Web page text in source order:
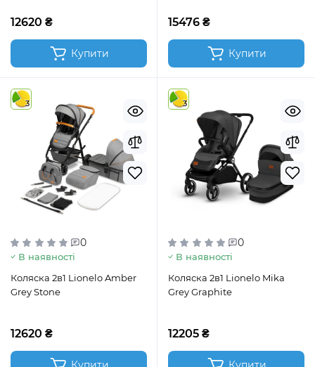
12620 ₴
Купити
15476 ₴
Купити
3
0
В наявності
Коляска 2в1 Lionelo Amber
Grey Stone
12620 ₴
3
0
В наявності
Коляска 2в1 Lionelo Mika
Grey Graphite
12205 ₴